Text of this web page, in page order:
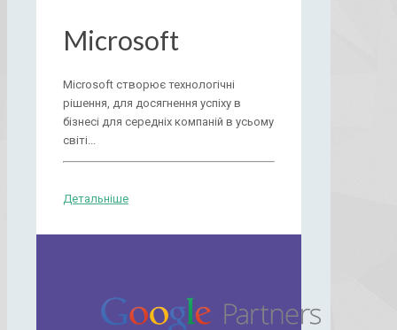
Microsoft
Microsoft створює технологічні
рішення, для досягнення успіху в
бізнесі для середніх компаній в усьому
світі...
Детальніше